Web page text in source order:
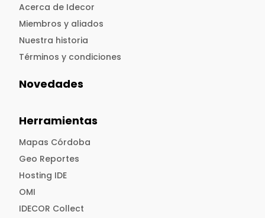
Acerca de Idecor
Miembros y aliados
Nuestra historia
Términos y condiciones
Novedades
Herramientas
Mapas Córdoba
Geo Reportes
Hosting IDE
OMI
IDECOR Collect